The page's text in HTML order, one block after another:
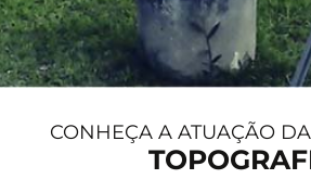
excelência no atendimento,
disponibilidade em servir, estará
motivando-os a participar
comprometida na elevação do
desempenho dessas
CONHEÇA A ATUAÇÃO DA